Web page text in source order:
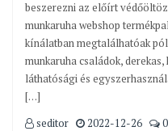
beszerezni az előírt
munkaruha webshop
kínálatban megtalálhatóak
munkaruha családok,
láthatósági és
[…]
seditor
2022-12-26 0